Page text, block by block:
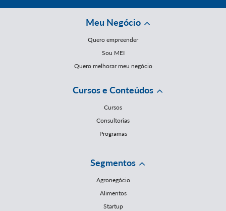
Meu Negócio
Quero empreender
Sou MEI
Quero melhorar meu negócio
Cursos e Conteúdos
Cursos
Consultorias
Programas
Segmentos
Agronegócio
Alimentos
Startup